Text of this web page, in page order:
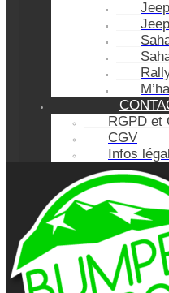
RGPD et
CGV
Infos